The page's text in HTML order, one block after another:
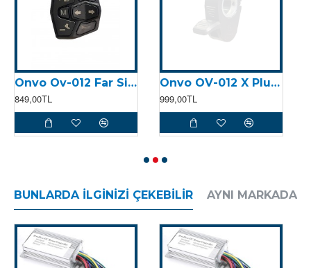
Onvo Ov-012 Far Sinyal & Korna Kontrolcüsü (2025)
849,00TL
Onvo OV-012 X Plus Gaz Kolu (2025)
999,00TL
BUNLARDA İLGINIZI ÇEKEBILIR AYNI MARKADAN